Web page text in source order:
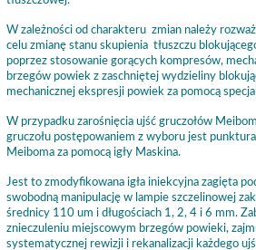
W zależności od charakteru zmian należy
celu zmianę stanu skupienia tłuszczu
poprzez stosowanie gorących kompresów,
brzegów powiek z zaschniętej wydzieliny
mechanicznej ekspresji powiek za pomocą
W przypadku zarośnięcia ujść gruczołów
gruczołu postępowaniem z wyboru jest
Meiboma za pomocą igły Maskina.
Jest to zmodyfikowana igła iniekcyjna zagięta
swobodną manipulację w lampie szczelinowej
średnicy 110 um i długościach 1, 2, 4 i 6 mm.
znieczuleniu miejscowym brzegów powieki,
systematycznej rewizji i rekanalizacji każdego